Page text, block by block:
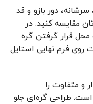
سرشانه، دور بازو و قد
مقایسه کنید. در
قرار گرفتن گره
روی فرم نهایی استایل
و متفاوت را
طراحی گره‌ای جلو